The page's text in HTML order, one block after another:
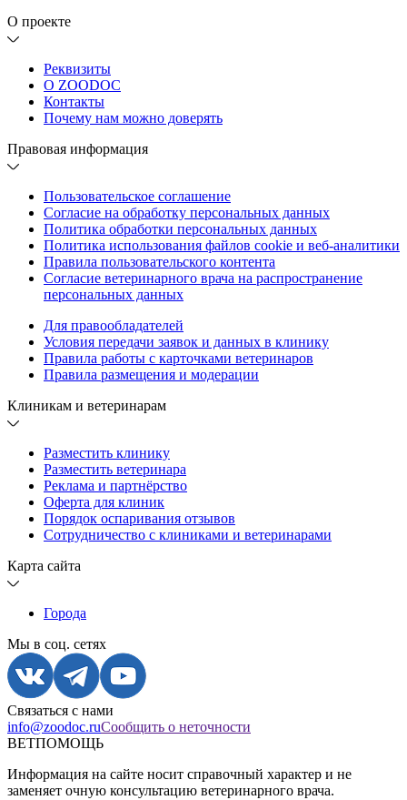
О проекте
Реквизиты
О ZOODOC
Контакты
Почему нам можно доверять
Правовая информация
Пользовательское соглашение
Согласие на обработку персональных данных
Политика обработки персональных данных
Политика использования файлов cookie и веб-аналитики
Правила пользовательского контента
Согласие ветеринарного врача на распространение
персональных данных
Для правообладателей
Условия передачи заявок и данных в клинику
Правила работы с карточками ветеринаров
Правила размещения и модерации
Клиникам и ветеринарам
Разместить клинику
Разместить ветеринара
Реклама и партнёрство
Оферта для клиник
Порядок оспаривания отзывов
Сотрудничество с клиниками и ветеринарами
Карта сайта
Города
Мы в соц. сетях
Связаться с нами
info@zoodoc.ruСообщить о неточности
ВЕТПОМОЩЬ
Информация на сайте носит справочный характер и не
заменяет очную консультацию ветеринарного врача.